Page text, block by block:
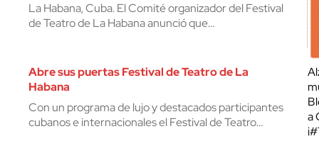
La Habana, Cuba. El Comité organizador del Festival
de Teatro de La Habana anunció que…
Abre sus puertas Festival de Teatro de La
Habana
Con un programa de lujo y destacados participantes
cubanos e internacionales el Festival de Teatro…
a